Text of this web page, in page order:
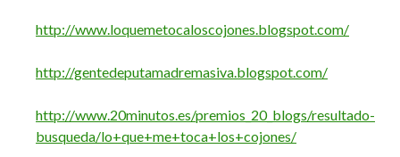
http://www.loquemetocaloscojones.blogspot.com/
http://gentedeputamadremasiva.blogspot.com/
http://www.20minutos.es/premios_20_blogs/resultado-
busqueda/lo+que+me+toca+los+cojones/